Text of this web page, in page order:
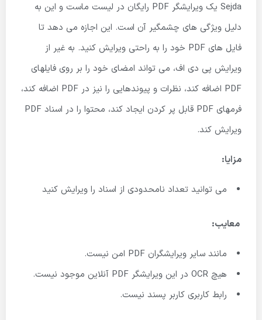
Sejda یک ویرایشگر PDF رایگان در لیست ماست و این به
دلیل ویژگی های چشمگیر آن است. این اجازه می دهد تا
فایل های PDF خود را به راحتی ویرایش کنید. به غیر از
ویرایش پی دی اف، می تواند امضای خود را بر روی فایلهای
PDF اضافه کند، نظرات و پیوندهایی را نیز در PDF اضافه کند،
فرمهای PDF قابل پر کردن ایجاد کند، محتوا را در اسناد PDF
ویرایش کند.
مزایا:
می توانید تعداد نامحدودی از اسناد را ویرایش کنید
معایب:
مانند سایر ویرایشگران PDF امن نیست.
هیچ OCR در این ویرایشگر PDF آنلاین موجود نیست.
رابط کاربری کاربر پسند نیست.